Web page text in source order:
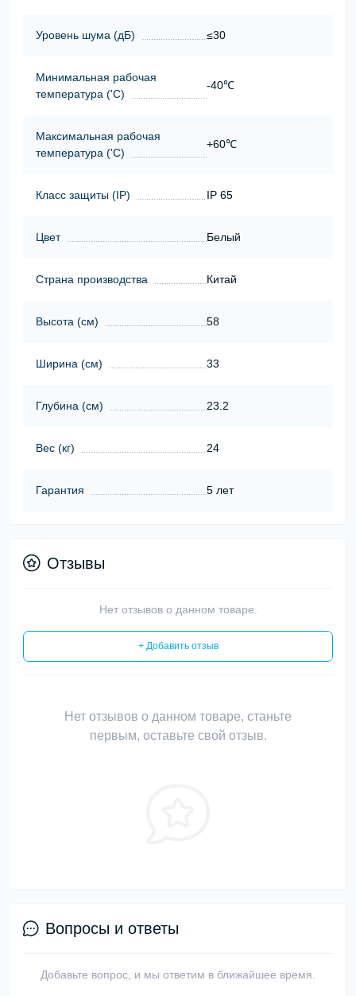
Уровень шума (дБ) ≤30
Минимальная рабочая
температура ('С)
-40℃
Максимальная рабочая
температура ('С)
+60℃
Класс защиты (ІР) IP 65
Цвет Белый
Страна производства Китай
Высота (cм) 58
Ширина (cм) 33
Глубина (cм) 23.2
Вес (кг) 24
Гарантия 5 лет
Отзывы
Нет отзывов о данном товаре.
+ Добавить отзыв
Нет отзывов о данном товаре, станьте
первым, оставьте свой отзыв.
Вопросы и ответы
Добавьте вопрос, и мы ответим в ближайшее время.